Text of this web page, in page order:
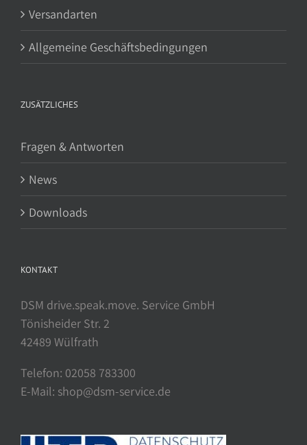
Versandarten
Allgemeine Geschäftsbedingungen
ZUSÄTZLICHES
Fragen & Antworten
News
Downloads
KONTAKT
DSM drive.speak.move. Service GmbH
Tönisheider Str. 2
42489 Wülfrath
Telefon: 02058 783300
E-Mail: shop@dsm-service.de